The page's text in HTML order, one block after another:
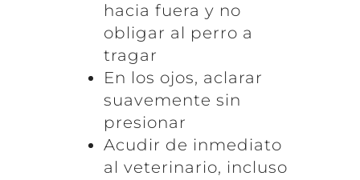
hacia fuera y no
obligar al perro a
tragar
En los ojos, aclarar
suavemente sin
presionar
Acudir de inmediato
al veterinario, incluso